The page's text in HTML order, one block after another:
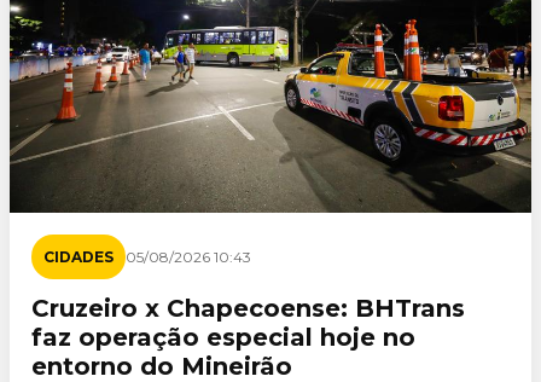
CIDADES 05/08/2026 10:43
Cruzeiro x Chapecoense: BHTrans
faz operação especial hoje no
entorno do Mineirão